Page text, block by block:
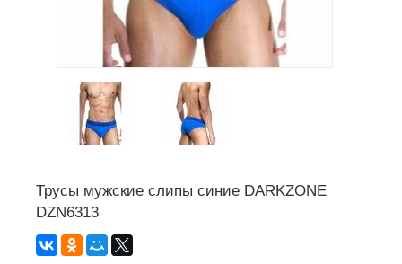
Трусы мужские слипы синие DARKZONE
DZN6313